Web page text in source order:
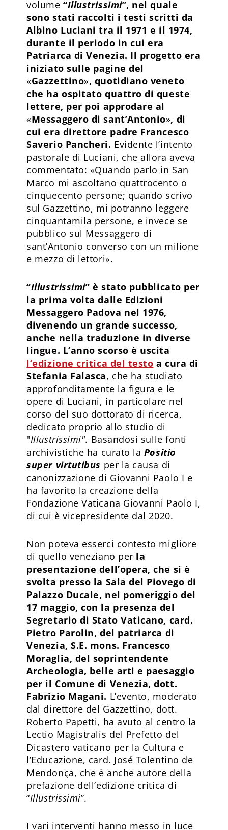
volume“Illustrissimi”, nel quale
sono stati raccolti i testi scritti da
Albino Luciani tra il 1971 e il 1974,
durante il periodo in cui era
Patriarca di Venezia. Il progetto era
iniziato sulle pagine del
«Gazzettino», quotidiano veneto
che ha ospitato quattro di queste
lettere, per poi approdare al
«Messaggero di sant’Antonio», di
cui era direttore padre Francesco
Saverio Pancheri. Evidente l’intento
pastorale di Luciani, che allora aveva
commentato: «Quando parlo in San
Marco mi ascoltano quattrocento o
cinquecento persone; quando scrivo
sul Gazzettino, mi potranno leggere
cinquantamila persone, e invece se
pubblico sul Messaggero di
sant’Antonio converso con un milione
e mezzo di lettori».
“Illustrissimi” è stato pubblicato per
la prima volta dalle Edizioni
Messaggero Padova nel 1976,
divenendo un grande successo,
anche nella traduzione in diverse
lingue. L’anno scorso è uscita
l’edizione critica del testo a cura di
Stefania Falasca, che ha studiato
approfonditamente la figura e le
opere di Luciani, in particolare nel
corso del suo dottorato di ricerca,
dedicato proprio allo studio di
"Illustrissimi". Basandosi sulle fonti
archivistiche ha curato la Positio
super virtutibus per la causa di
canonizzazione di Giovanni Paolo I e
ha favorito la creazione della
Fondazione Vaticana Giovanni Paolo I,
di cui è vicepresidente dal 2020.
Non poteva esserci contesto migliore
di quello veneziano per la
presentazione dell’opera, che si è
svolta presso la Sala del Piovego di
Palazzo Ducale, nel pomeriggio del
17 maggio, con la presenza del
Segretario di Stato Vaticano, card.
Pietro Parolin, del patriarca di
Venezia, S.E. mons. Francesco
Moraglia, del soprintendente
Archeologia, belle arti e paesaggio
per il Comune di Venezia, dott.
Fabrizio Magani. L’evento, moderato
dal direttore del Gazzettino, dott.
Roberto Papetti, ha avuto al centro la
Lectio Magistralis del Prefetto del
Dicastero vaticano per la Cultura e
l’Educazione, card. José Tolentino de
Mendonça, che è anche autore della
prefazione dell’edizione critica di
“Illustrissimi”.
I vari interventi hanno messo in luce